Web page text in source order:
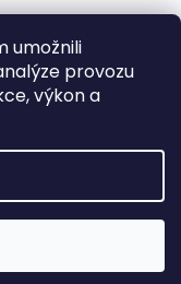
umožnili
provozu
výkon a
práva vyhrazena.